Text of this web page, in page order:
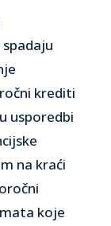
krediti
usporedbi
na kraći
koje